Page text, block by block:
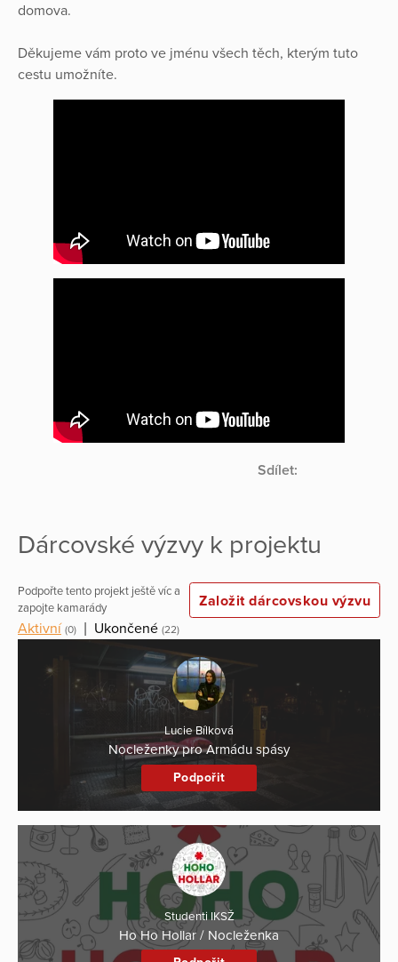
domova.
Děkujeme vám proto ve jménu všech těch, kterým tuto
cestu umožníte.
Sdílet:
Dárcovské výzvy k projektu
Podpořte tento projekt ještě víc a
zapojte kamarády
Založit dárcovskou výzvu
Aktivní (0) Ukončené (22)
Lucie Bílková
Nocleženky pro Armádu spásy
Podpořit
Studenti IKSŽ
Ho Ho Hollar / Nocleženka